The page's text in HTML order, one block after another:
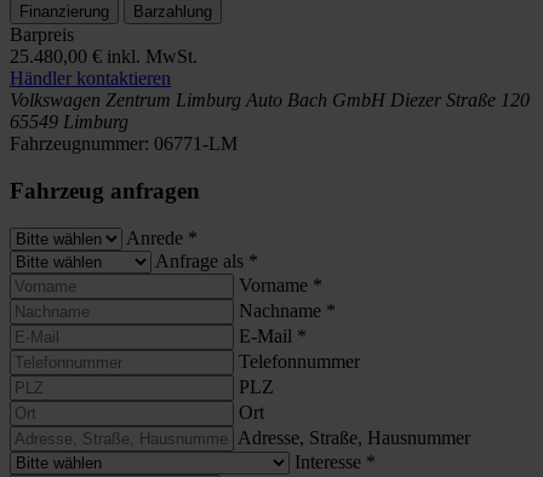
Finanzierung Barzahlung
Barpreis
25.480,00 € inkl. MwSt.
Händler kontaktieren
Volkswagen Zentrum Limburg Auto Bach GmbH Diezer Straße 120
65549 Limburg
Fahrzeugnummer: 06771-LM
Fahrzeug anfragen
Anrede *
Anfrage als *
Vorname *
Nachname *
E-Mail *
Telefonnummer
PLZ
Ort
Adresse, Straße, Hausnummer
Interesse *